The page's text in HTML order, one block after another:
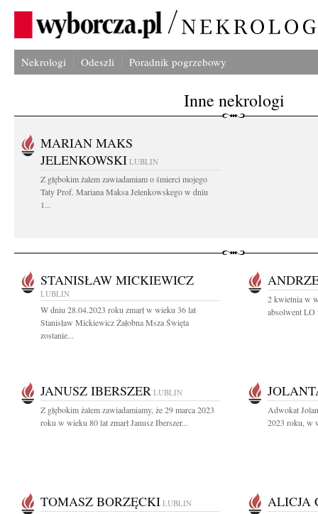
Nekrologi Odeszli Poradnik pogrzebowy
Inne nekrologi
MARIAN MAKS
JELENKOWSKI LUBLIN
Z głębokim żalem zawiadamiam o śmierci mojego
Taty Prof. Mariana Maksa Jelenkowskego w dniu
1...
STANISŁAW MICKIEWICZ
LUBLIN
W dniu 28.04.2023 roku zmarł w wieku 36 lat
Stanisław Mickiewicz Żałobna Msza Święta
zostanie...
2 kwietnia w
absolwent LO
JANUSZ IBERSZER LUBLIN
Z głębokim żalem zawiadamiamy, że 29 marca 2023
roku w wieku 80 lat zmarł Janusz Iberszer...
Adwokat
2023 roku, w
TOMASZ BORZĘCKI LUBLIN ALICJA